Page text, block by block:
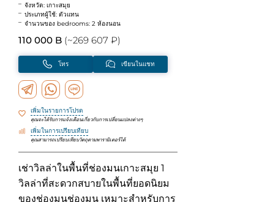
จังหวัด: เกาะสมุย
ประเภทผู้ใช้: ตัวแทน
จำนวนของ bedrooms: 2 ห้องนอน
110 000 B (~269 607 ₽)
โทร เขียนในแชท
เพิ่มในรายการโปรด
คุณจะได้รับการแจ้งเตือนเกี่ยวกับการเปลี่ยนแปลงต่างๆ
เพิ่มในการเปรียบเทียบ
คุณสามารถเปรียบเทียบวัตถุตามพารามิเตอร์ได้
เช่าวิลล่าในพื้นที่ช่องมนเกาะสมุย 1
วิลล่าที่สะดวกสบายในพื้นที่ยอดนิยม
ของช่องมนช่องมน เหมาะสำหรับการ